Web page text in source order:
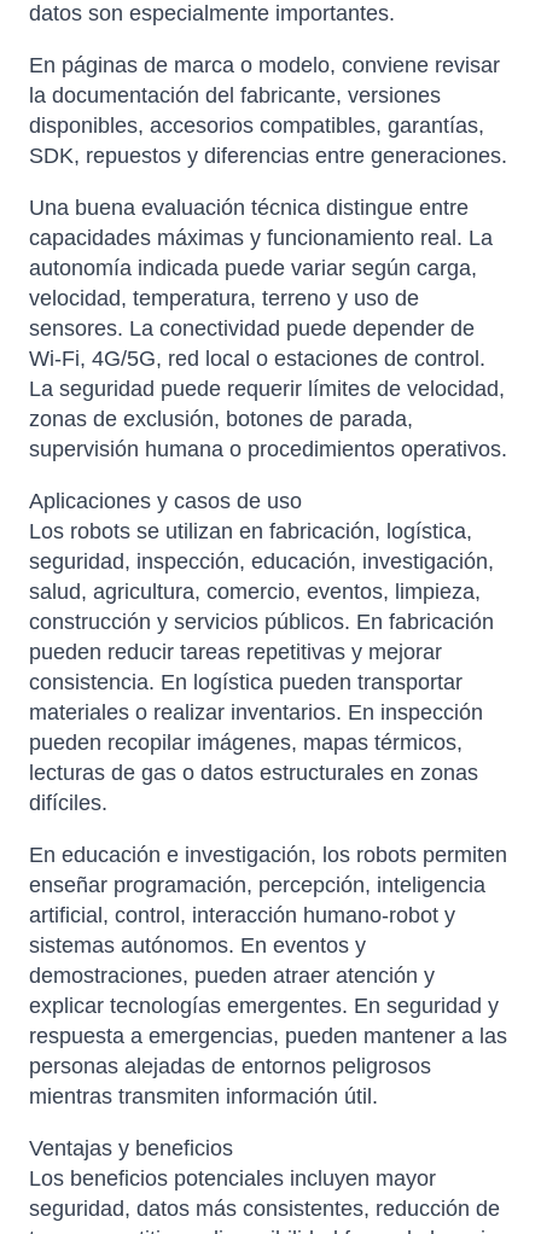
datos son especialmente importantes.
En páginas de marca o modelo, conviene revisar
la documentación del fabricante, versiones
disponibles, accesorios compatibles, garantías,
SDK, repuestos y diferencias entre generaciones.
Una buena evaluación técnica distingue entre
capacidades máximas y funcionamiento real. La
autonomía indicada puede variar según carga,
velocidad, temperatura, terreno y uso de
sensores. La conectividad puede depender de
Wi-Fi, 4G/5G, red local o estaciones de control.
La seguridad puede requerir límites de velocidad,
zonas de exclusión, botones de parada,
supervisión humana o procedimientos operativos.
Aplicaciones y casos de uso
Los robots se utilizan en fabricación, logística,
seguridad, inspección, educación, investigación,
salud, agricultura, comercio, eventos, limpieza,
construcción y servicios públicos. En fabricación
pueden reducir tareas repetitivas y mejorar
consistencia. En logística pueden transportar
materiales o realizar inventarios. En inspección
pueden recopilar imágenes, mapas térmicos,
lecturas de gas o datos estructurales en zonas
difíciles.
En educación e investigación, los robots permiten
enseñar programación, percepción, inteligencia
artificial, control, interacción humano-robot y
sistemas autónomos. En eventos y
demostraciones, pueden atraer atención y
explicar tecnologías emergentes. En seguridad y
respuesta a emergencias, pueden mantener a las
personas alejadas de entornos peligrosos
mientras transmiten información útil.
Ventajas y beneficios
Los beneficios potenciales incluyen mayor
seguridad, datos más consistentes, reducción de